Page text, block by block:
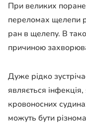
При великих
переломах щелепи
ран в щелепу. В
причиною
Дуже рідко
являється
кровоносних
можуть бути